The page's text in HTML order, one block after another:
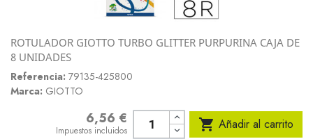
ROTULADOR GIOTTO TURBO GLITTER PURPURINA CAJA DE
8 UNIDADES
Referencia: 79135-425800
Marca: GIOTTO
6,56 €
Impuestos incluidos  Añadir al carrito